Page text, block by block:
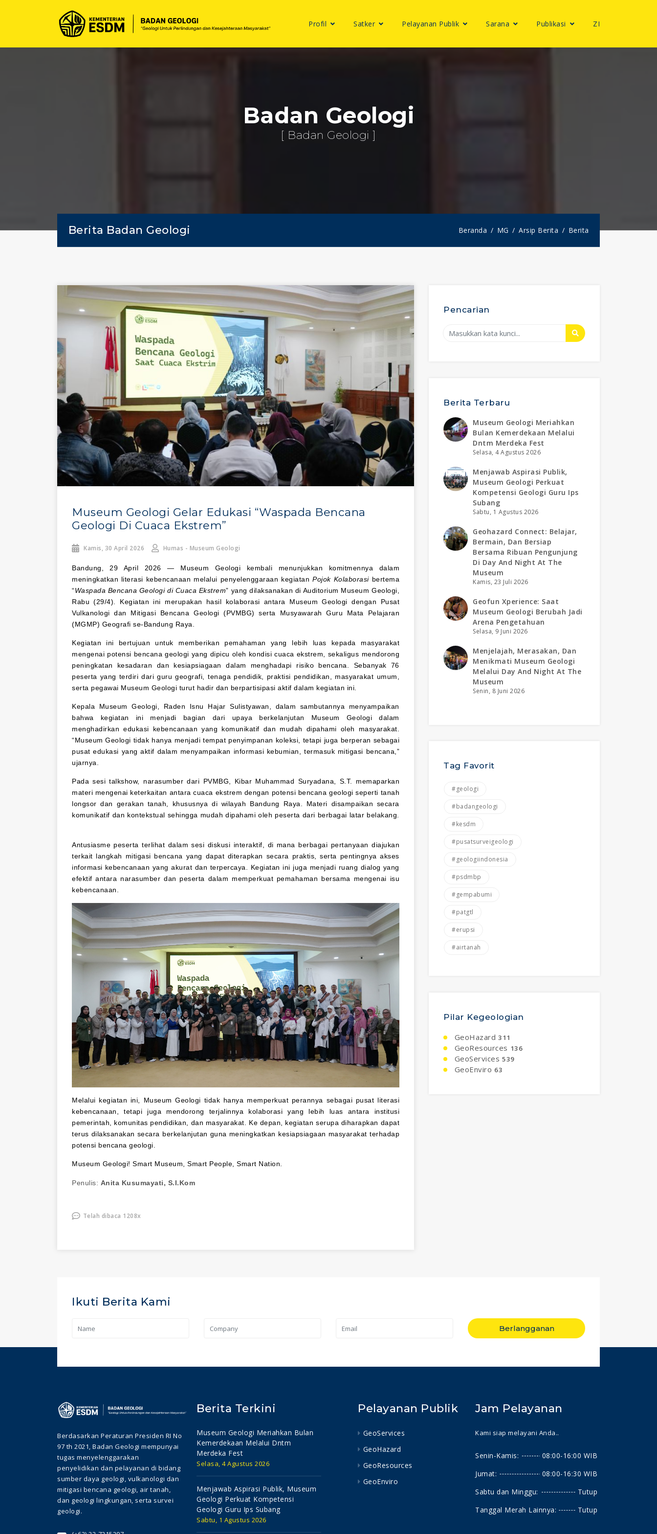
Profil Satker Pelayanan Publik Sarana Publikasi ZI
Badan Geologi
[ Badan Geologi ]
Berita Badan Geologi Beranda MG Arsip Berita Berita
Museum Geologi Gelar Edukasi “Waspada Bencana
Geologi Di Cuaca Ekstrem”
Kamis, 30 April 2026 Humas - Museum Geologi
Bandung, 29 April 2026 — Museum Geologi kembali menunjukkan komitmennya dalam
meningkatkan literasi kebencanaan melalui penyelenggaraan kegiatanPojok Kolaborasibertema
“Waspada Bencana Geologi di Cuaca Ekstrem” yang dilaksanakan di Auditorium Museum Geologi,
Rabu (29/4). Kegiatan ini merupakan hasil kolaborasi antara Museum Geologi dengan Pusat
Vulkanologi dan Mitigasi Bencana Geologi (PVMBG) serta Musyawarah Guru Mata Pelajaran
(MGMP) Geografi se-Bandung Raya.
Kegiatan ini bertujuan untuk memberikan pemahaman yang lebih luas kepada masyarakat
mengenai potensi bencana geologi yang dipicu oleh kondisi cuaca ekstrem, sekaligus mendorong
peningkatan kesadaran dan kesiapsiagaan dalam menghadapi risiko bencana. Sebanyak 76
peserta yang terdiri dari guru geografi, tenaga pendidik, praktisi pendidikan, masyarakat umum,
serta pegawai Museum Geologi turut hadir dan berpartisipasi aktif dalam kegiatan ini.
Kepala Museum Geologi, Raden Isnu Hajar Sulistyawan, dalam sambutannya menyampaikan
bahwa kegiatan ini menjadi bagian dari upaya berkelanjutan Museum Geologi dalam
menghadirkan edukasi kebencanaan yang komunikatif dan mudah dipahami oleh masyarakat.
“Museum Geologi tidak hanya menjadi tempat penyimpanan koleksi, tetapi juga berperan sebagai
pusat edukasi yang aktif dalam menyampaikan informasi kebumian, termasuk mitigasi bencana,”
ujarnya.
Pada sesi talkshow, narasumber dari PVMBG, Kibar Muhammad Suryadana, S.T. memaparkan
materi mengenai keterkaitan antara cuaca ekstrem dengan potensi bencana geologi seperti tanah
longsor dan gerakan tanah, khususnya di wilayah Bandung Raya. Materi disampaikan secara
komunikatif dan kontekstual sehingga mudah dipahami oleh peserta dari berbagai latar belakang.
Antusiasme peserta terlihat dalam sesi diskusi interaktif, di mana berbagai pertanyaan diajukan
terkait langkah mitigasi bencana yang dapat diterapkan secara praktis, serta pentingnya akses
informasi kebencanaan yang akurat dan terpercaya. Kegiatan ini juga menjadi ruang dialog yang
efektif antara narasumber dan peserta dalam memperkuat pemahaman bersama mengenai isu
kebencanaan.
Melalui kegiatan ini, Museum Geologi tidak hanya memperkuat perannya sebagai pusat literasi
kebencanaan, tetapi juga mendorong terjalinnya kolaborasi yang lebih luas antara institusi
pemerintah, komunitas pendidikan, dan masyarakat. Ke depan, kegiatan serupa diharapkan dapat
terus dilaksanakan secara berkelanjutan guna meningkatkan kesiapsiagaan masyarakat terhadap
potensi bencana geologi.
Museum Geologi! Smart Museum, Smart People, Smart Nation.
Penulis: Anita Kusumayati, S.I.Kom
Telah dibaca 1208x
Pencarian
Berita Terbaru
Museum Geologi Meriahkan
Bulan Kemerdekaan Melalui
Dntm Merdeka Fest
Selasa, 4 Agustus 2026
Menjawab Aspirasi Publik,
Museum Geologi Perkuat
Kompetensi Geologi Guru Ips
Subang
Sabtu, 1 Agustus 2026
Geohazard Connect: Belajar,
Bermain, Dan Bersiap
Bersama Ribuan Pengunjung
Di Day And Night At The
Museum
Kamis, 23 Juli 2026
Geofun Xperience: Saat
Museum Geologi Berubah Jadi
Arena Pengetahuan
Selasa, 9 Juni 2026
Menjelajah, Merasakan, Dan
Menikmati Museum Geologi
Melalui Day And Night At The
Museum
Senin, 8 Juni 2026
Tag Favorit
#geologi
#badangeologi
#kesdm
#pusatsurveigeologi
#geologiindonesia
#psdmbp
#gempabumi
#patgtl
#erupsi
#airtanah
Pilar Kegeologian
GeoHazard 311
GeoResources 136
GeoServices 539
GeoEnviro 63
Ikuti Berita Kami
Berlangganan
Berdasarkan Peraturan Presiden RI No
97 th 2021, Badan Geologi mempunyai
tugas menyelenggarakan
penyelidikan dan pelayanan di bidang
sumber daya geologi, vulkanologi dan
mitigasi bencana geologi, air tanah,
dan geologi lingkungan, serta survei
geologi.
Berita Terkini
Museum Geologi Meriahkan Bulan
Kemerdekaan Melalui Dntm
Merdeka Fest
Selasa, 4 Agustus 2026
Menjawab Aspirasi Publik, Museum
Geologi Perkuat Kompetensi
Geologi Guru Ips Subang
Sabtu, 1 Agustus 2026
Pelayanan Publik
GeoServices
GeoHazard
GeoResources
GeoEnviro
Jam Pelayanan
Kami siap melayani Anda..
Senin-Kamis:
08:00-16:00 WIB
Jumat:
08:00-16:30 WIB
Sabtu dan Minggu:
Tutup
Tanggal Merah Lainnya:
Tutup